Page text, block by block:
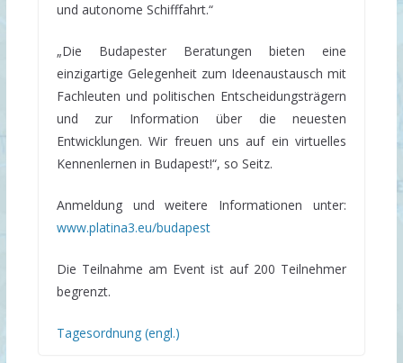
und autonome Schifffahrt.“
„Die Budapester Beratungen bieten eine
einzigartige Gelegenheit zum Ideenaustausch mit
Fachleuten und politischen Entscheidungsträgern
und zur Information über die neuesten
Entwicklungen. Wir freuen uns auf ein virtuelles
Kennenlernen in Budapest!“, so Seitz.
Anmeldung und weitere Informationen unter:
www.platina3.eu/budapest
Die Teilnahme am Event ist auf 200 Teilnehmer
begrenzt.
Tagesordnung (engl.)